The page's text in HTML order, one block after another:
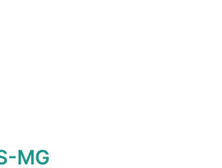
MG